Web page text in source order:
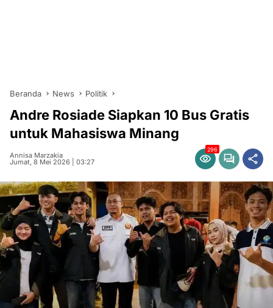
Beranda News Politik
Andre Rosiade Siapkan 10 Bus Gratis
untuk Mahasiswa Minang
Annisa Marzakia
Jumat, 8 Mei 2026 | 03:27
296